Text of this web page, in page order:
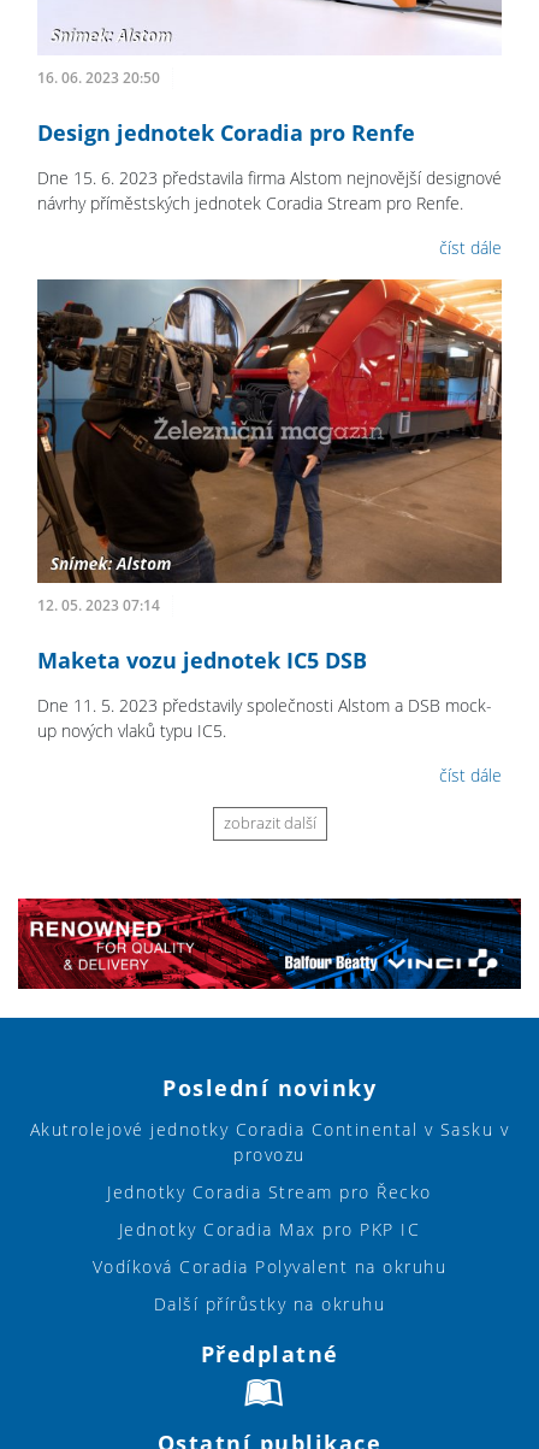
16. 06. 2023 20:50
Design jednotek Coradia pro Renfe
Dne 15. 6. 2023 představila firma Alstom nejnovější designové
návrhy příměstských jednotek Coradia Stream pro Renfe.
číst dále
12. 05. 2023 07:14
Maketa vozu jednotek IC5 DSB
Dne 11. 5. 2023 představily společnosti Alstom a DSB mock-
up nových vlaků typu IC5.
číst dále
zobrazit další
Poslední novinky
Akutrolejové jednotky Coradia Continental v Sasku v
provozu
Jednotky Coradia Stream pro Řecko
Jednotky Coradia Max pro PKP IC
Vodíková Coradia Polyvalent na okruhu
Další přírůstky na okruhu
Předplatné
Ostatní publikace